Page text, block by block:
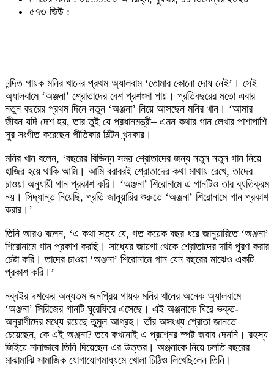
৫৭৩ ভিউ :
নন্দিত গায়ক মনির খানের প্রথম অ্যালবাম ‘তোমার কোনো দোষ নেই’। সেই
অ্যালবামে ‘অঞ্জনা’ শ্রোতাদের বেশ প্রশংসা পায়। প্রতিবছরের মতো এবার
নতুন বছরের প্রথম দিনে নতুন ‘অঞ্জনা’ নিয়ে আসছেন মনির খান। ‘আমার
জীবন যদি দেশ হয়, তার তুই যে প্রধানমন্ত্রী– এমন কথার গান লেখার পাশাপাশি
সুর সংগীত করেছেন গীতিকার মিল্টন খন্দকার।
মনির খান বলেন, ‘বছরের বিভিন্ন সময় শ্রোতাদের জন্য নতুন নতুন গান নিয়ে
হাজির হয়ে থাকি আমি। আমি বরাবরই শ্রোতাদের কথা মাথায় রেখে, তাদের
চাওয়া অনুযায়ী গান প্রকাশ করি। ‘অঞ্জনা’ শিরোনামে এ গানটিও তার ব্যতিক্রম
নয়। সিদ্ধান্ত নিয়েছি, প্রতি জানুয়ারির শুরুতে ‘অঞ্জনা’ শিরোনামে গান প্রকাশ
করার।’
তিনি আরও বলেন, ‘এ কথা সত্য যে, গত কয়েক বছর ধরে জানুয়ারিতে ‘অঞ্জনা’
শিরোনামে গান প্রকাশ করছি। সাধ্যের জায়গা থেকে শ্রোতাদের দাবি পূরণ করার
চেষ্টা করি। তাদের চাওয়া ‘অঞ্জনা’ শিরোনামে গান যেন বছরের মাঝেও একটি
প্রকাশ করি।’
নব্বইর দশকের অন্যতম জনপ্রিয় গায়ক মনির খানের অনেক অ্যালবামে
‘অঞ্জনা’ সিরিজের গানটি ঘুরেফিরে এসেছে। এই অঞ্জনাকে ঘিরে ভক্ত-
অনুরাগীদের মধ্যে রয়েছে তুমুল আগ্রহ। তাঁর অসংখ্য শ্রোতা জানতে
চেয়েছেন, কে এই অঞ্জনা? তবে কখনোই এ প্রশ্নের স্পষ্ট জবাব দেননি। রহস্য
জিইয়ে নানাভাবে তিনি দিয়েছেন এর উত্তর। অঞ্জনাকে নিয়ে চলতি বছরের
মাঝামাঝি সামাজিক যোগাযোগমাধ্যমে খোলা চিঠিও লিখেছিলেন তিনি।